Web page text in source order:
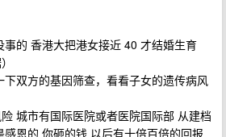
的 香港大把港女接近 40 才结婚生育
双方的基因筛查，看看子女的遗传病风
城市有国际医院或者医院国际部 从建档
恩的 你砸的钱 以后有十倍百倍的回报